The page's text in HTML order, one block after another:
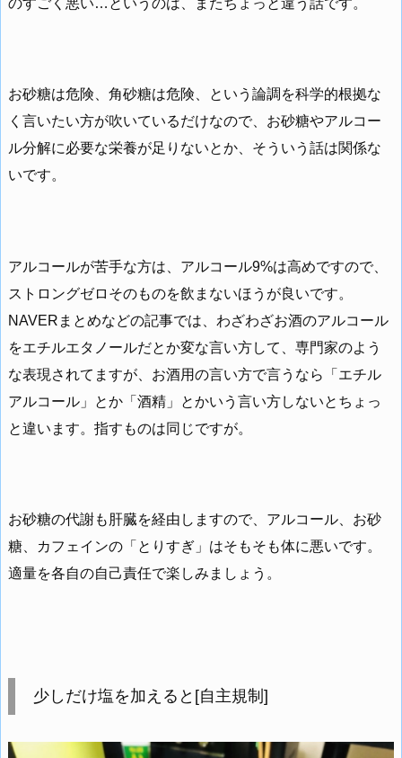
のすごく悪い…というのは、またちょっと違う話です。
お砂糖は危険、角砂糖は危険、という論調を科学的根拠な
く言いたい方が吹いているだけなので、お砂糖やアルコー
ル分解に必要な栄養が足りないとか、そういう話は関係な
いです。
アルコールが苦手な方は、アルコール9%は高めですので、
ストロングゼロそのものを飲まないほうが良いです。
NAVERまとめなどの記事では、わざわざお酒のアルコール
をエチルエタノールだとか変な言い方して、専門家のよう
な表現されてますが、お酒用の言い方で言うなら「エチル
アルコール」とか「酒精」とかいう言い方しないとちょっ
と違います。指すものは同じですが。
お砂糖の代謝も肝臓を経由しますので、アルコール、お砂
糖、カフェインの「とりすぎ」はそもそも体に悪いです。
適量を各自の自己責任で楽しみましょう。
少しだけ塩を加えると[自主規制]